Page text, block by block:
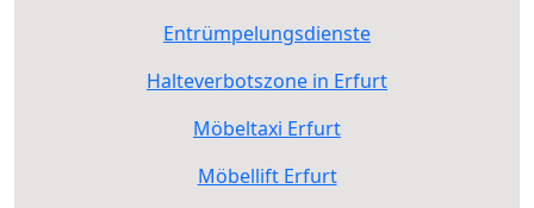
Entrümpelungsdienste
Halteverbotszone in Erfurt
Möbeltaxi Erfurt
Möbellift Erfurt